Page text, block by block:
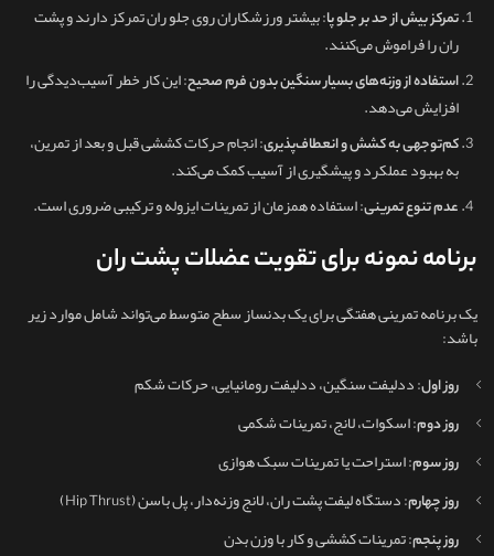
تمرکز بیش از حد بر جلو پا: بیشتر ورزشکاران روی جلو ران تمرکز دارند و پشت
ران را فراموش می‌کنند.
استفاده از وزنه‌های بسیار سنگین بدون فرم صحیح: این کار خطر آسیب‌دیدگی را
افزایش می‌دهد.
کم‌توجهی به کشش و انعطاف‌پذیری: انجام حرکات کششی قبل و بعد از تمرین،
به بهبود عملکرد و پیشگیری از آسیب کمک می‌کند.
عدم تنوع تمرینی: استفاده همزمان از تمرینات ایزوله و ترکیبی ضروری است.
برنامه نمونه برای تقویت عضلات پشت ران
یک برنامه تمرینی هفتگی برای یک بدنساز سطح متوسط می‌تواند شامل موارد زیر
باشد:
روز اول: ددلیفت سنگین، ددلیفت رومانیایی، حرکات شکم
روز دوم: اسکوات، لانج، تمرینات شکمی
روز سوم: استراحت یا تمرینات سبک هوازی
روز چهارم: دستگاه لیفت پشت ران، لانج وزنه‌دار، پل باسن (Hip Thrust)
روز پنجم: تمرینات کششی و کار با وزن بدن